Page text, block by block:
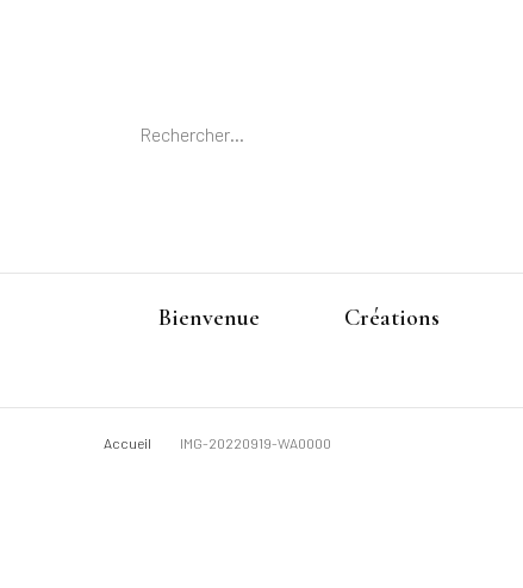
Rechercher :
Bienvenue Créations
Accueil IMG-20220919-WA0000